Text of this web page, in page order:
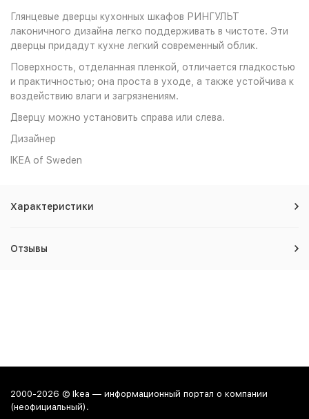
Глянцевые дверцы кухонных шкафов РИНГУЛЬТ
лаконичного дизайна легко поддерживать в чистоте. Эти
дверцы придадут кухне легкий современный облик.
Поверхность, отделанная пленкой, отличается гладкостью
и практичностью; она проста в уходе, а также устойчива к
воздействию влаги и загрязнениям.
Дверцу можно установить справа или слева.
Дизайнер
IKEA of Sweden
Характеристики
Отзывы
2000-2026 © Ikea — информационный портал о компании
(неофициальный).